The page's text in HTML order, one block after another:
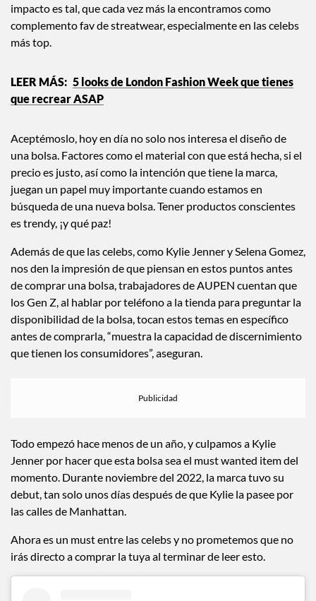
impacto es tal, que cada vez más la encontramos como
complemento fav de streatwear, especialmente en las celebs
más top.
5 looks de London Fashion Week que tienes
que recrear ASAP
Aceptémoslo, hoy en día no solo nos interesa el diseño de
una bolsa. Factores como el material con que está hecha, si el
precio es justo, así como la intención que tiene la marca,
juegan un papel muy importante cuando estamos en
búsqueda de una nueva bolsa. Tener productos conscientes
es trendy, ¡y qué paz!
Además de que las celebs, como Kylie Jenner y Selena Gomez,
nos den la impresión de que piensan en estos puntos antes
de comprar una bolsa, trabajadores de AUPEN cuentan que
los Gen Z, al hablar por teléfono a la tienda para preguntar la
disponibilidad de la bolsa, tocan estos temas en específico
antes de comprarla, “muestra la capacidad de discernimiento
que tienen los consumidores”, aseguran.
Todo empezó hace menos de un año, y culpamos a Kylie
Jenner por hacer que esta bolsa sea el must wanted item del
momento. Durante noviembre del 2022, la marca tuvo su
debut, tan solo unos días después de que Kylie la pasee por
las calles de Manhattan.
Ahora es un must entre las celebs y no prometemos que no
irás directo a comprar la tuya al terminar de leer esto.